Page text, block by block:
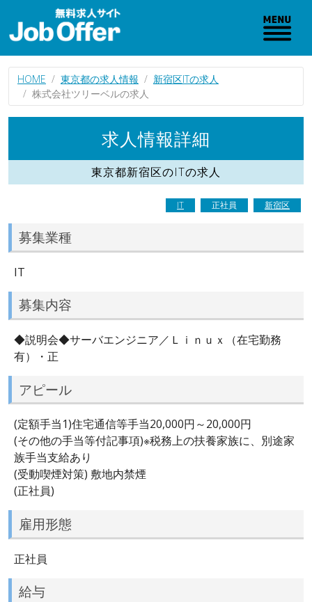
HOME 東京都の求人情報
新宿区ITの求人
株式会社ツリーベルの求人
求人情報詳細
東京都新宿区のITの求人
IT 正社員 新宿区
募集業種
IT
募集内容
◆説明会◆サーバエンジニア／Ｌｉｎｕｘ（在宅勤務
有）・正
アピール
(定額手当1)住宅通信等手当20,000円～20,000円
(その他の手当等付記事項)※税務上の扶養家族に、別途家
族手当支給あり
(受動喫煙対策) 敷地内禁煙
(正社員)
雇用形態
正社員
給与